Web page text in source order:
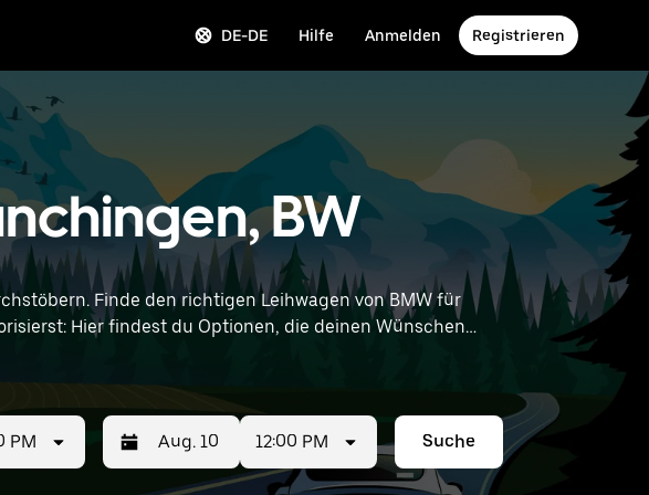
DE-DE Hilfe Anmelden Registrieren
BW
Finde den richtigen Leihwagen von BMW für
Hier findest du Optionen, die deinen Wünschen
BMW-Vermietungen in deiner Nähe zu finden.
PM 12:00 PM Suche